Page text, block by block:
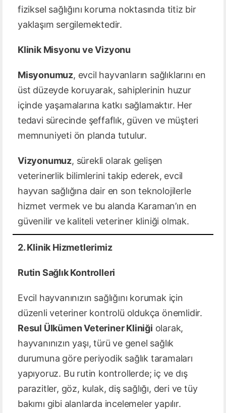
fiziksel sağlığını koruma noktasında titiz bir
yaklaşım sergilemektedir.
Klinik Misyonu ve Vizyonu
Misyonumuz, evcil hayvanların sağlıklarını en
üst düzeyde koruyarak, sahiplerinin huzur
içinde yaşamalarına katkı sağlamaktır. Her
tedavi sürecinde şeffaflık, güven ve müşteri
memnuniyeti ön planda tutulur.
Vizyonumuz, sürekli olarak gelişen
veterinerlik bilimlerini takip ederek, evcil
hayvan sağlığına dair en son teknolojilerle
hizmet vermek ve bu alanda Karaman’ın en
güvenilir ve kaliteli veteriner kliniği olmak.
2. Klinik Hizmetlerimiz
Rutin Sağlık Kontrolleri
Evcil hayvanınızın sağlığını korumak için
düzenli veteriner kontrolü oldukça önemlidir.
Resul Ülkümen Veteriner Kliniği olarak,
hayvanınızın yaşı, türü ve genel sağlık
durumuna göre periyodik sağlık taramaları
yapıyoruz. Bu rutin kontrollerde; iç ve dış
parazitler, göz, kulak, diş sağlığı, deri ve tüy
bakımı gibi alanlarda incelemeler yapılır.